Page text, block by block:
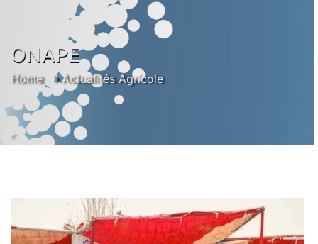
ONAPE
Home Actualités Agricole